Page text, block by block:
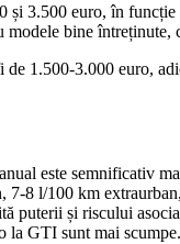
3.500 euro, în
bine
1.500-3.000 euro,
este semnificativ
8 l/100 km
puterii și riscului
la GTI sunt mai